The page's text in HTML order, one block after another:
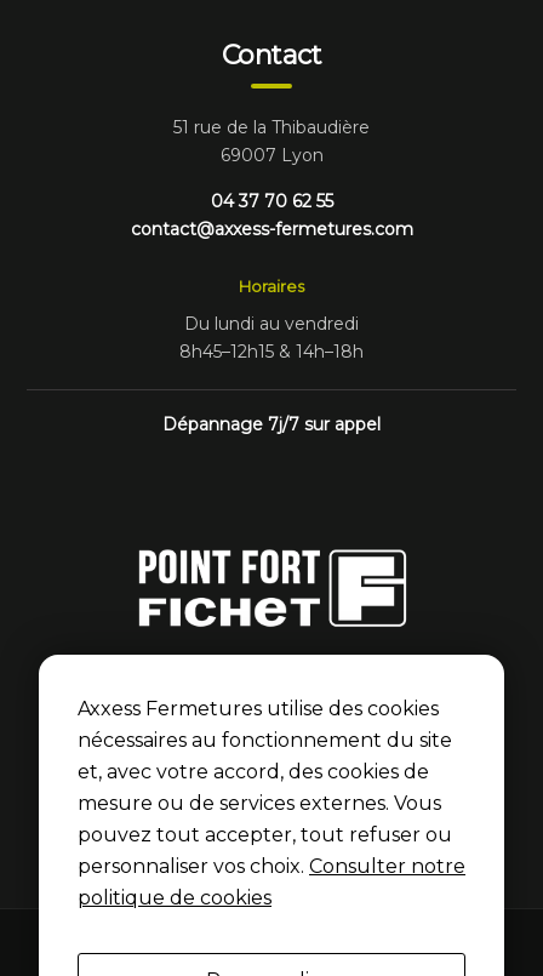
Contact
51 rue de la Thibaudière
69007 Lyon
04 37 70 62 55
contact@axxess-fermetures.com
Horaires
Du lundi au vendredi
8h45–12h15 & 14h–18h
Dépannage 7j/7 sur appel
Axxess Fermetures est membre du réseau Point Fort
Fichet pour les portes blindées et serrures Fichet.
Découvrir l’univers Fichet
Mentions légales
Axxess Fermetures utilise des cookies
nécessaires au fonctionnement du site
et, avec votre accord, des cookies de
mesure ou de services externes. Vous
pouvez tout accepter, tout refuser ou
personnaliser vos choix. Consulter notre
politique de cookies